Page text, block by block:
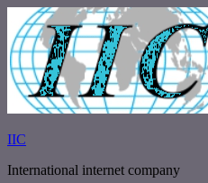
Перейти
содержимому
IIC
International internet company